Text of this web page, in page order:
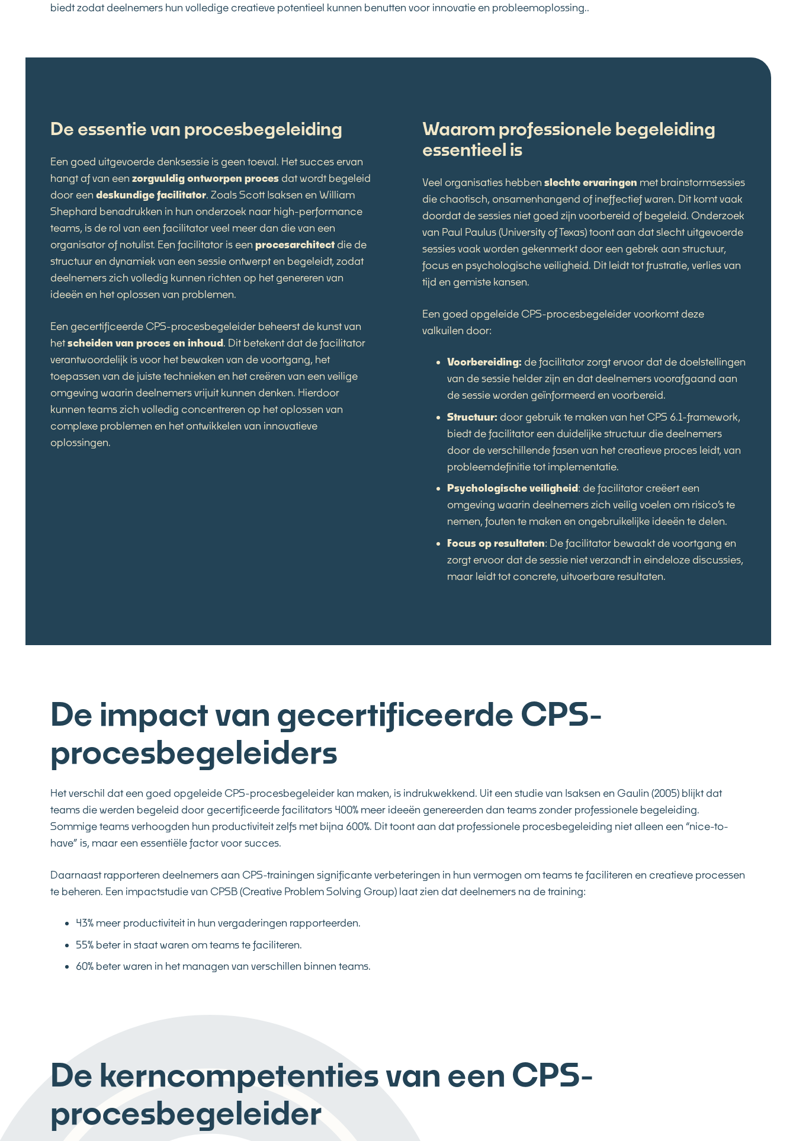
biedt zodat deelnemers hun volledige creatieve potentieel kunnen benutten voor innovatie en probleemoplossing..
De essentie van procesbegeleiding
Een goed uitgevoerde denksessie is geen toeval. Het succes ervan
hangt af van een zorgvuldig ontworpen proces dat wordt begeleid
door een deskundige facilitator. Zoals Scott Isaksen en William
Shephard benadrukken in hun onderzoek naar high-performance
teams, is de rol van een facilitator veel meer dan die van een
organisator of notulist. Een facilitator is een procesarchitectdie de
structuur en dynamiek van een sessie ontwerpt en begeleidt, zodat
deelnemers zich volledig kunnen richten op het genereren van
ideeën en het oplossen van problemen.
Een gecertificeerde CPS-procesbegeleider beheerst de kunst van
hetscheiden van proces en inhoud. Dit betekent dat de facilitator
verantwoordelijk is voor het bewaken van de voortgang, het
toepassen van de juiste technieken en het creëren van een veilige
omgeving waarin deelnemers vrijuit kunnen denken. Hierdoor
kunnen teams zich volledig concentreren op het oplossen van
complexe problemen en het ontwikkelen van innovatieve
oplossingen.
Waarom professionele begeleiding
essentieel is
Veel organisaties hebben slechte ervaringen met brainstormsessies
die chaotisch, onsamenhangend of ineffectief waren. Dit komt vaak
doordat de sessies niet goed zijn voorbereid of begeleid. Onderzoek
van Paul Paulus (University of Texas) toont aan dat slecht uitgevoerde
sessies vaak worden gekenmerkt door een gebrek aan structuur,
focus en psychologische veiligheid. Dit leidt tot frustratie, verlies van
tijd en gemiste kansen.
Een goed opgeleide CPS-procesbegeleider voorkomt deze
valkuilen door:
Voorbereiding: de facilitator zorgt ervoor dat de doelstellingen
van de sessie helder zijn en dat deelnemers voorafgaand aan
de sessie worden geïnformeerd en voorbereid.
Structuur: door gebruik te maken van het CPS 6.1-framework,
biedt de facilitator een duidelijke structuur die deelnemers
door de verschillende fasen van het creatieve proces leidt, van
probleemdefinitie tot implementatie.
Psychologische veiligheid: de facilitator creëert een
omgeving waarin deelnemers zich veilig voelen om risico’s te
nemen, fouten te maken en ongebruikelijke ideeën te delen.
Focus op resultaten: De facilitator bewaakt de voortgang en
zorgt ervoor dat de sessie niet verzandt in eindeloze discussies,
maar leidt tot concrete, uitvoerbare resultaten.
De impact van gecertificeerde CPS-
procesbegeleiders
Het verschil dat een goed opgeleide CPS-procesbegeleider kan maken, is indrukwekkend. Uit een studie van Isaksen en Gaulin (2005) blijkt dat
teams die werden begeleid door gecertificeerde facilitators 400% meer ideeën genereerden dan teams zonder professionele begeleiding.
Sommige teams verhoogden hun productiviteit zelfs met bijna 600%. Dit toont aan dat professionele procesbegeleiding niet alleen een “nice-to-
have” is, maar een essentiële factor voor succes.
Daarnaast rapporteren deelnemers aan CPS-trainingen significante verbeteringen in hun vermogen om teams te faciliteren en creatieve processen
te beheren. Een impactstudie van CPSB (Creative Problem Solving Group) laat zien dat deelnemers na de training:
43% meer productiviteit in hun vergaderingen rapporteerden.
55% beter in staat waren om teams te faciliteren.
60% beter waren in het managen van verschillen binnen teams.
De kerncompetenties van een CPS-
procesbegeleider